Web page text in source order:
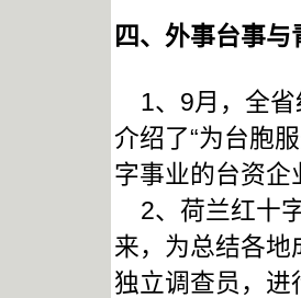
四、外事台事与
1、9月，全省
介绍了“为台胞
字事业的台资企
2、荷兰红十
来，为总结各地
独立调查员，